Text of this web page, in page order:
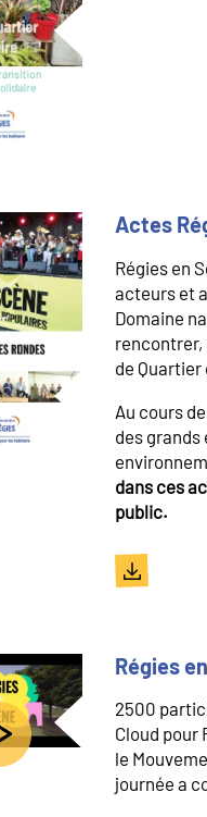
Actes
Régies en
acteurs et
Domaine
rencontrer,
de
Au cours
des
dans ces
public.
Régies
2500
Cloud pour
le
journée a